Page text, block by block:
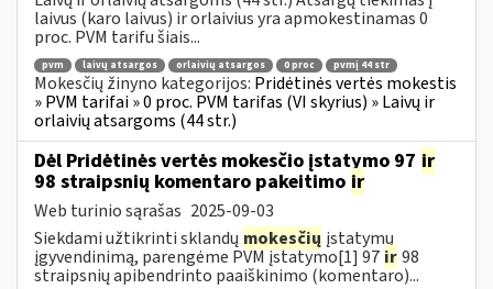
laivus (karo laivus) ir orlaivius yra apmokestinamas 0
proc. PVM tarifu šiais...
pvm laivų atsargos orlaivių atsargos 0 proc pvmį 44 str
Mokesčių žinyno kategorijos: Pridėtinės vertės mokestis
» PVM tarifai » 0 proc. PVM tarifas (VI skyrius) » Laivų ir
orlaivių atsargoms (44 str.)
Dėl Pridėtinės vertės mokesčio įstatymo 97 ir
98 straipsnių komentaro pakeitimo ir
Web turinio sąrašas 2025-09-03
Siekdami užtikrinti sklandų mokesčių įstatymų
įgyvendinimą, parengėme PVM įstatymo[1] 97 ir98
straipsnių apibendrinto paaiškinimo (komentaro)...